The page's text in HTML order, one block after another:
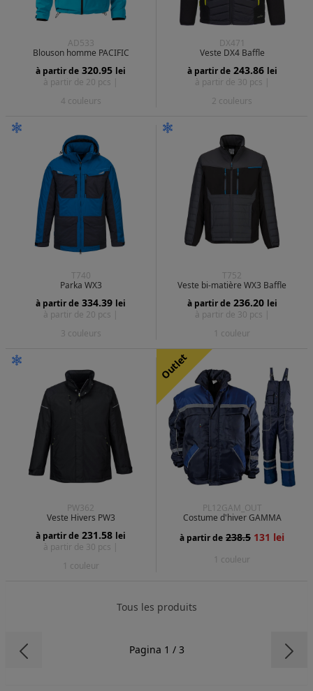
AD533
Blouson homme PACIFIC
à partir de 320.95 lei
à partir de 20 pcs |
4 couleurs
DX471
Veste DX4 Baffle
à partir de 243.86 lei
à partir de 30 pcs |
2 couleurs
T740
Parka WX3
à partir de 334.39 lei
à partir de 20 pcs |
3 couleurs
T752
Veste bi-matière WX3 Baffle
à partir de 236.20 lei
à partir de 30 pcs |
1 couleur
PW362
Veste Hivers PW3
à partir de 231.58 lei
à partir de 30 pcs |
1 couleur
Outlet
PL12GAM_OUT
Costume d'hiver GAMMA
à partir de 238.5 131 lei
1 couleur
Tous les produits
Pagina 1 / 3